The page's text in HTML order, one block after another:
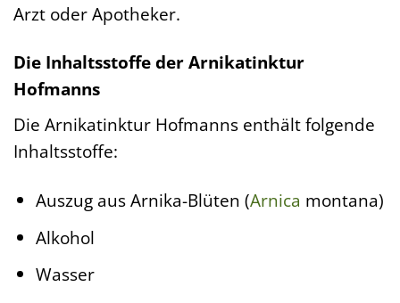
Arzt oder Apotheker.
Die Inhaltsstoffe der Arnikatinktur
Hofmanns
Die Arnikatinktur Hofmanns enthält folgende
Inhaltsstoffe:
Auszug aus Arnika-Blüten (Arnica montana)
Alkohol
Wasser